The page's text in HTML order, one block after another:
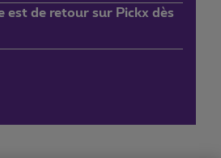
est de retour sur Pickx dès